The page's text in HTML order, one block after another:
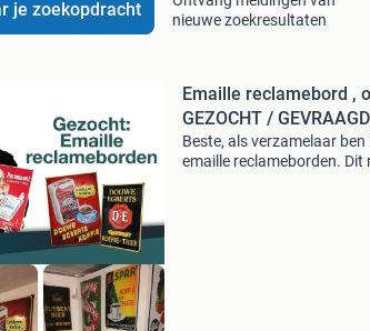
je zoekopdracht
nieuwe zoekresultaten
Emaille reclamebord ,
GEZOCHT / GEVRAAGD
Beste, als verzamelaar
emaille reclameborden. Dit